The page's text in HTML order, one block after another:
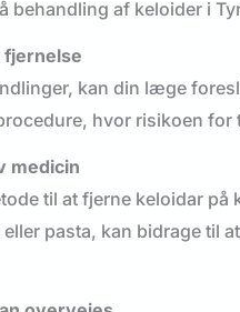
behandling af keloider i
fjernelse
kan din læge
hvor risikoen
medicin
til at fjerne keloidar
pasta, kan bidrage til